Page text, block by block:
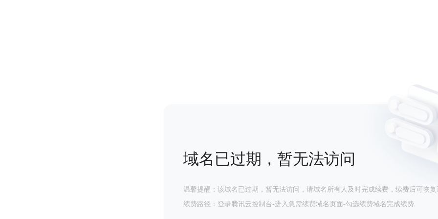
域名已过期，暂无法访问
温馨提醒：该域名已过期，暂无法访问，请域名所有人及时完成续费，续费后可恢复
续费路径：登录腾讯云控制台-进入急需续费域名页面-勾选续费域名完成续费